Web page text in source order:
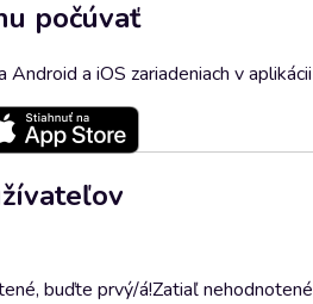
počúvať
Android a iOS zariadeniach v
buďte prvý/á!Zatiaľ